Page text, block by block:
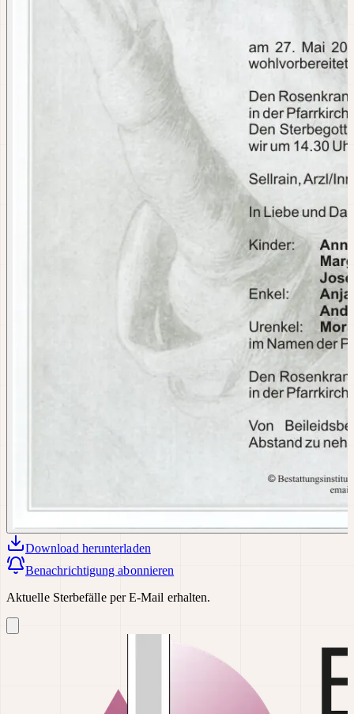
Download herunterladen
Benachrichtigung abonnieren
Aktuelle Sterbefälle per E-Mail erhalten.